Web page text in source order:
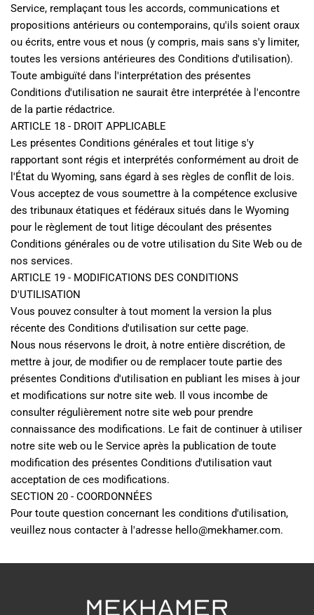
Service, remplaçant tous les accords, communications et
propositions antérieurs ou contemporains, qu'ils soient oraux
ou écrits, entre vous et nous (y compris, mais sans s'y limiter,
toutes les versions antérieures des Conditions d'utilisation).
Toute ambiguïté dans l'interprétation des présentes
Conditions d'utilisation ne saurait être interprétée à l'encontre
de la partie rédactrice.
ARTICLE 18 - DROIT APPLICABLE
Les présentes Conditions générales et tout litige s'y
rapportant sont régis et interprétés conformément au droit de
l'État du Wyoming, sans égard à ses règles de conflit de lois.
Vous acceptez de vous soumettre à la compétence exclusive
des tribunaux étatiques et fédéraux situés dans le Wyoming
pour le règlement de tout litige découlant des présentes
Conditions générales ou de votre utilisation du Site Web ou de
nos services.
ARTICLE 19 - MODIFICATIONS DES CONDITIONS
D'UTILISATION
Vous pouvez consulter à tout moment la version la plus
récente des Conditions d'utilisation sur cette page.
Nous nous réservons le droit, à notre entière discrétion, de
mettre à jour, de modifier ou de remplacer toute partie des
présentes Conditions d'utilisation en publiant les mises à jour
et modifications sur notre site web. Il vous incombe de
consulter régulièrement notre site web pour prendre
connaissance des modifications. Le fait de continuer à utiliser
notre site web ou le Service après la publication de toute
modification des présentes Conditions d'utilisation vaut
acceptation de ces modifications.
SECTION 20 - COORDONNÉES
Pour toute question concernant les conditions d'utilisation,
veuillez nous contacter à l'adresse hello@mekhamer.com.